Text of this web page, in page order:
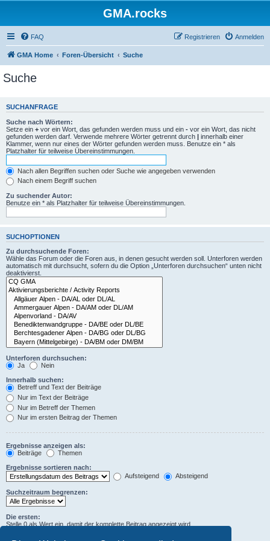
GMA.rocks
FAQ Anmelden
Registrieren
GMA Home Foren-Übersicht Suche
Suche
SUCHANFRAGE
Suche nach Wörtern:
Setze ein + vor ein Wort, das gefunden werden muss und ein - vor ein Wort, das nicht
gefunden werden darf. Verwende mehrere Wörter getrennt durch | innerhalb einer
Klammer, wenn nur eines der Wörter gefunden werden muss. Benutze ein * als
Platzhalter für teilweise Übereinstimmungen.
Nach allen Begriffen suchen oder Suche wie angegeben verwenden
Nach einem Begriff suchen
Zu suchender Autor:
Benutze ein * als Platzhalter für teilweise Übereinstimmungen.
SUCHOPTIONEN
Zu durchsuchende Foren:
Wähle das Forum oder die Foren aus, in denen gesucht werden soll. Unterforen werden
automatisch mit durchsucht, sofern du die Option „Unterforen durchsuchen“ unten nicht
deaktivierst.
Unterforen durchsuchen:
Ja
Nein
Innerhalb suchen:
Betreff und Text der Beiträge
Nur im Text der Beiträge
Nur im Betreff der Themen
Nur im ersten Beitrag der Themen
Ergebnisse anzeigen als:
Beiträge
Themen
Ergebnisse sortieren nach:
Aufsteigend
Absteigend
Suchzeitraum begrenzen:
Die ersten:
Stelle 0 als Wert ein, damit der komplette Beitrag angezeigt wird.